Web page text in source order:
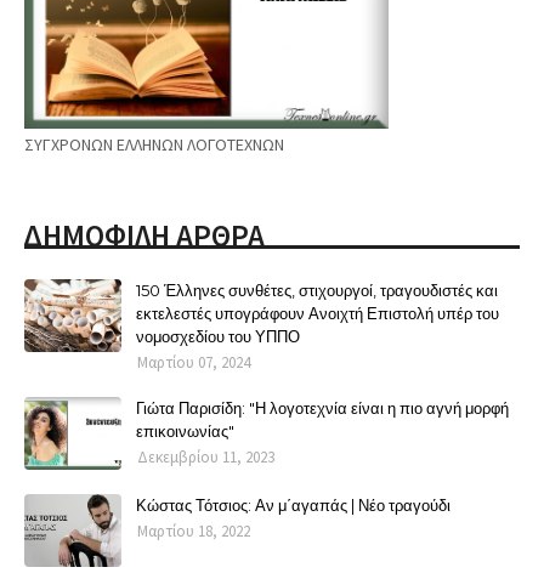
ΣΥΓΧΡΟΝΩΝ ΕΛΛΗΝΩΝ ΛΟΓΟΤΕΧΝΩΝ
ΔΗΜΟΦΙΛΗ ΑΡΘΡΑ
150 Έλληνες συνθέτες, στιχουργοί, τραγουδιστές και
εκτελεστές υπογράφουν Ανοιχτή Επιστολή υπέρ του
νομοσχεδίου του ΥΠΠΟ
Μαρτίου 07, 2024
Γιώτα Παρισίδη: "Η λογοτεχνία είναι η πιο αγνή μορφή
επικοινωνίας"
Δεκεμβρίου 11, 2023
Κώστας Τότσιος: Αν μ΄αγαπάς | Νέο τραγούδι
Μαρτίου 18, 2022